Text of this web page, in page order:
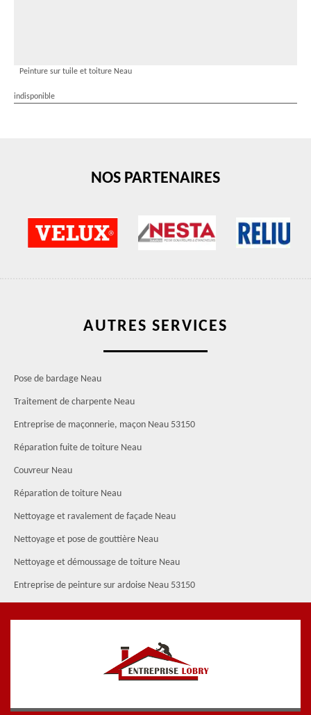
Peinture sur tuile et toiture Neau
indisponible
NOS PARTENAIRES
AUTRES SERVICES
Pose de bardage Neau
Traitement de charpente Neau
Entreprise de maçonnerie, maçon Neau 53150
Réparation fuite de toiture Neau
Couvreur Neau
Réparation de toiture Neau
Nettoyage et ravalement de façade Neau
Nettoyage et pose de gouttière Neau
Nettoyage et démoussage de toiture Neau
Entreprise de peinture sur ardoise Neau 53150